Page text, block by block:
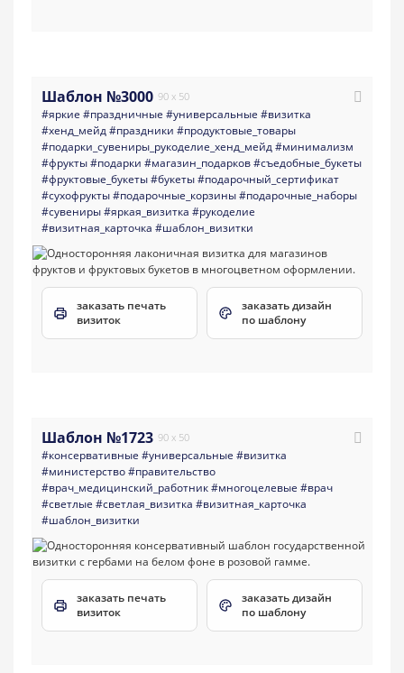
Шаблон №3000 90 x 50
#яркие #праздничные #универсальные #визитка
#хенд_мейд#праздники #продуктовые_товары
#подарки_сувениры_рукоделие_хенд_мейд#минимализм
#фрукты#подарки #магазин_подарков#съедобные_букеты
#фруктовые_букеты#букеты#подарочный_сертификат
#сухофрукты#подарочные_корзины#подарочные_наборы
#сувениры#яркая_визитка #рукоделие
#визитная_карточка #шаблон_визитки
заказать печать
визиток
заказать дизайн
по шаблону
Шаблон №1723 90 x 50
#консервативные #универсальные #визитка
#министерство#правительство
#врач_медицинский_работник#многоцелевые #врач
#светлые #светлая_визитка #визитная_карточка
#шаблон_визитки
заказать печать
визиток
заказать дизайн
по шаблону